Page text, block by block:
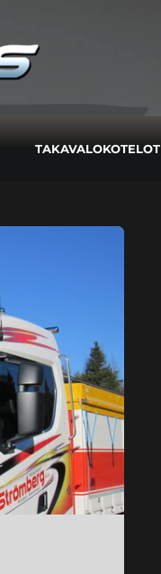
TAKAVALOKOTELOT